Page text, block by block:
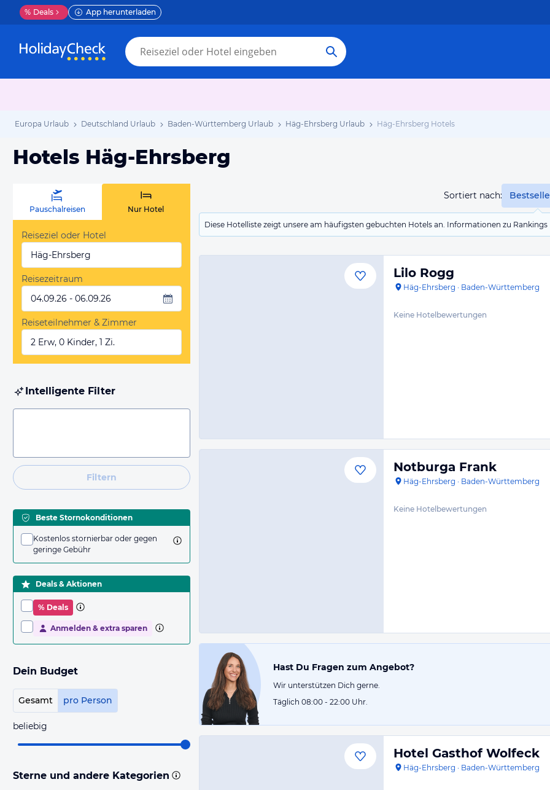
% Deals App herunterladen
Europa Urlaub Deutschland Urlaub Baden-Württemberg Urlaub Häg-Ehrsberg Urlaub Häg-Ehrsberg Hotels
Hotels Häg-Ehrsberg
Sortiert nach:
Diese Hotelliste zeigt unsere am häufigsten gebuchten Hotels an. Informationen zu
Pauschalreisen Nur Hotel
Reiseziel oder Hotel
Häg-Ehrsberg
Reisezeitraum
04.09.26 - 06.09.26
Reiseteilnehmer & Zimmer
2 Erw, 0 Kinder, 1 Zi.
Intelligente Filter
Filtern
Beste Stornokonditionen
Kostenlos stornierbar oder gegen
geringe Gebühr
Deals & Aktionen
% Deals
Anmelden & extra sparen
Dein Budget
Gesamt pro Person
beliebig
Sterne und andere Kategorien
Lilo Rogg
Häg-Ehrsberg · Baden-Württemberg
Keine Hotelbewertungen
Notburga Frank
Häg-Ehrsberg · Baden-Württemberg
Keine Hotelbewertungen
Hast Du Fragen zum Angebot?
Wir unterstützen Dich gerne.
Täglich 08:00 - 22:00 Uhr.
Hotel Gasthof Wolfeck
Häg-Ehrsberg · Baden-Württemberg